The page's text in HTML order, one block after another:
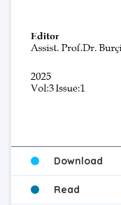
Download
Read